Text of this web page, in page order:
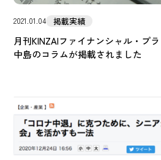
2021.01.04 掲載実績
月刊KINZAIファイナンシャル・プ
中島のコラムが掲載されました